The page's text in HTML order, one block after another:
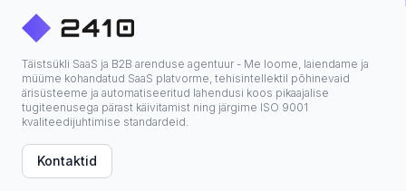
Täistsükli SaaS ja B2B arenduse agentuur - Me loome, laiendame ja
müüme kohandatud SaaS platvorme, tehisintellektil põhinevaid
ärisüsteeme ja automatiseeritud lahendusi koos pikaajalise
tugiteenusega pärast käivitamist ning järgime ISO 9001
kvaliteedijuhtimise standardeid.
Kontaktid